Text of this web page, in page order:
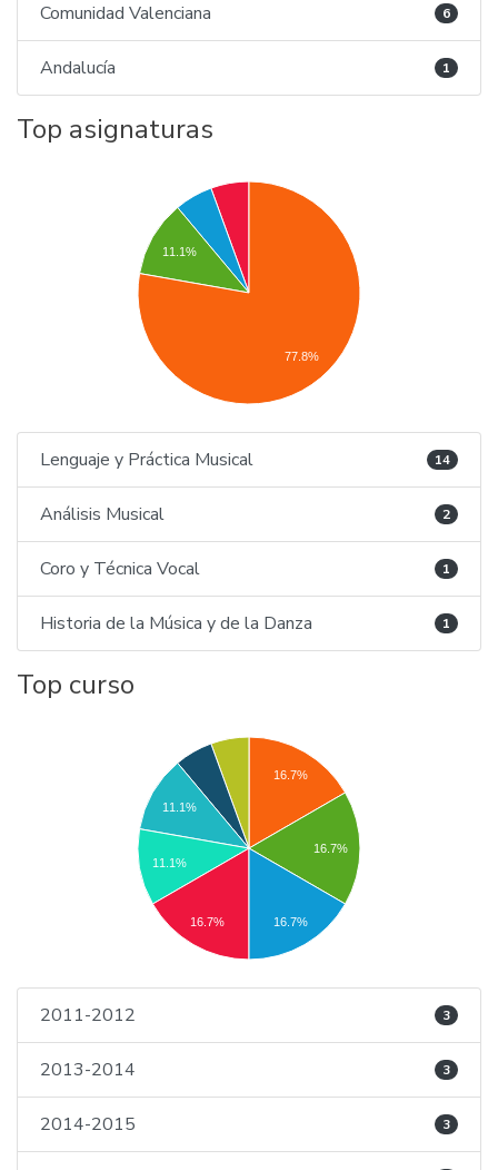
Comunidad Valenciana 6
Andalucía 1
Top asignaturas
11.1%
77.8%
Lenguaje y Práctica Musical 14
Análisis Musical 2
Coro y Técnica Vocal 1
Historia de la Música y de la Danza 1
Top curso
16.7%
16.7%
11.1%
11.1%
16.7% 16.7%
2011-2012 3
2013-2014 3
2014-2015 3